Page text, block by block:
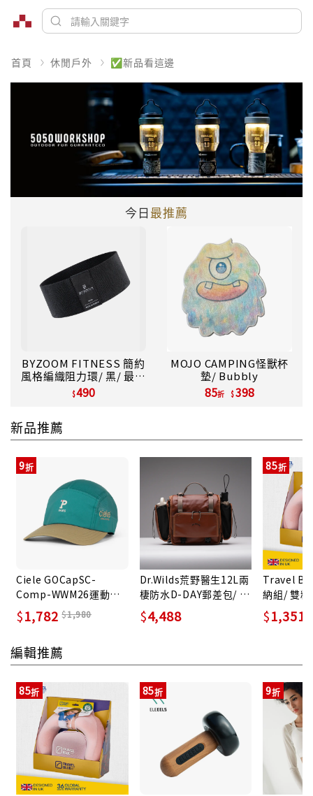
首頁 休閒戶外 ✅新品看這邊
今日最推薦
BYZOOM FITNESS 簡約
風格編織阻力環/ 黑/ 最大
阻力: 10KG
490
MOJO CAMPING怪獸杯
墊/ Bubbly
85折 398
新品推薦
Ciele GOCapSC-
Comp-WWM26運動帽/
巴黎/ M/L
9
1,782 1,980
Dr.Wilds荒野醫生12L兩
棲防水D-DAY郵差包/ 全
配/ 紅棕
4,488
Travel
納組/ 雙
85
1,351
編輯推薦
85 85 9